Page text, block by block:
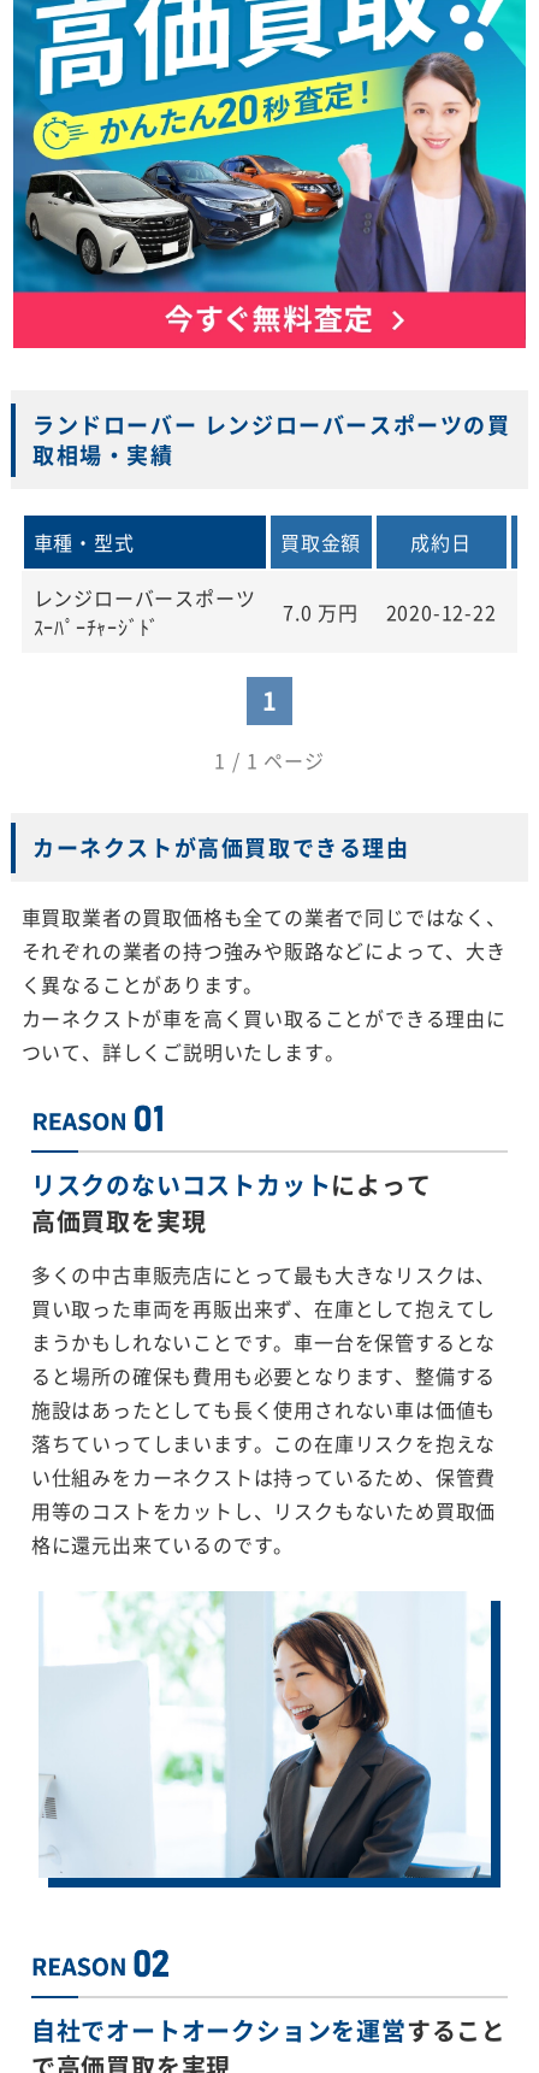
ランドローバー レンジローバースポーツの買
取相場・実績
車種・型式 買取金額 成約日
レンジローバースポーツ
ｽｰﾊﾟｰﾁｬｰｼﾞﾄﾞ
7.0 万円 2020-12-22
1
1 / 1 ページ
カーネクストが高価買取できる理由
車買取業者の買取価格も全ての業者で同じではなく、
それぞれの業者の持つ強みや販路などによって、大き
く異なることがあります。
カーネクストが車を高く買い取ることができる理由に
ついて、詳しくご説明いたします。
リスクのないコストカットによって
高価買取を実現
多くの中古車販売店にとって最も大きなリスクは、
買い取った車両を再販出来ず、在庫として抱えてし
まうかもしれないことです。車一台を保管するとな
ると場所の確保も費用も必要となります、整備する
施設はあったとしても長く使用されない車は価値も
落ちていってしまいます。この在庫リスクを抱えな
い仕組みをカーネクストは持っているため、保管費
用等のコストをカットし、リスクもないため買取価
格に還元出来ているのです。
自社でオートオークションを運営すること